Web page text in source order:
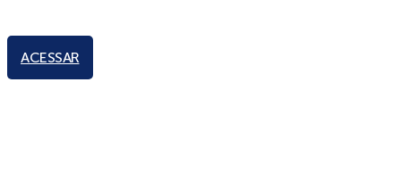
ACESSAR